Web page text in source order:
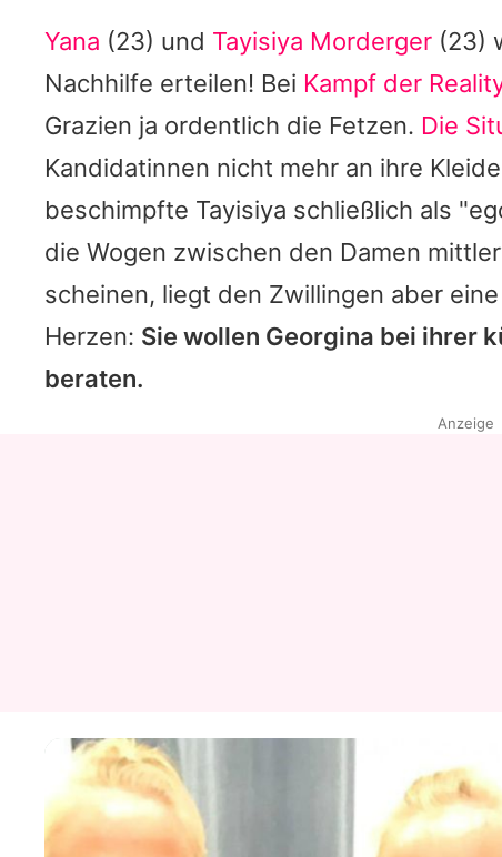
Yana (23) und Tayisiya Morderger (23)
Nachhilfe erteilen! Bei Kampf der
Grazien ja ordentlich die Fetzen. Die
Kandidatinnen nicht mehr an ihre
beschimpfte Tayisiya schließlich als
die Wogen zwischen den Damen
scheinen, liegt den Zwillingen aber
Herzen: Sie wollen Georgina bei ihrer
beraten.
Anzeige